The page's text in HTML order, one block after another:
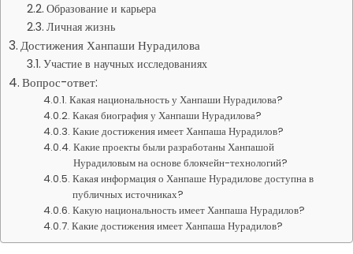
Образование и карьера
Личная жизнь
Достижения Ханпаши Нурадилова
Участие в научных исследованиях
Вопрос-ответ:
Какая национальность у Ханпаши Нурадилова?
Какая биография у Ханпаши Нурадилова?
Какие достижения имеет Ханпаша Нурадилов?
Какие проекты были разработаны Ханпашой
Нурадиловым на основе блокчейн-технологий?
Какая информация о Ханпаше Нурадилове доступна в
публичных источниках?
Какую национальность имеет Ханпаша Нурадилов?
Какие достижения имеет Ханпаша Нурадилов?